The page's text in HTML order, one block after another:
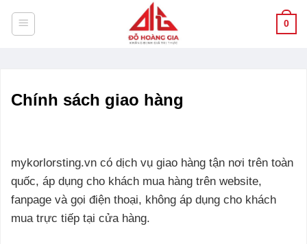
0
Chính sách giao hàng
mykorlorsting.vn có dịch vụ giao hàng tận nơi trên toàn
quốc, áp dụng cho khách mua hàng trên website,
fanpage và gọi điện thoại, không áp dụng cho khách
mua trực tiếp tại cửa hàng.